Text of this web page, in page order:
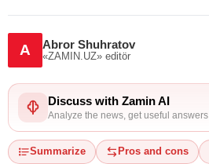
A Abror Shuhratov
«ZAMIN.UZ» editör
Discuss with Zamin AI
Analyze the news, get useful answers
Summarize Pros and cons